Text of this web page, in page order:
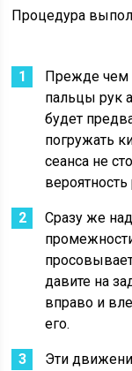
Процедура
Прежде чем
пальцы рук
будет
погружать
сеанса не
Сразу же
давите на
вправо и
его.
Эти